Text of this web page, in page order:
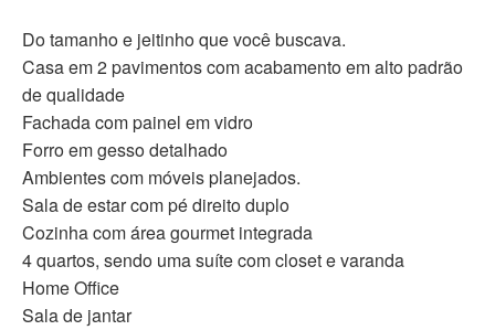
Do tamanho e jeitinho que você buscava.
Casa em 2 pavimentos com acabamento em alto padrão
de qualidade
Fachada com painel em vidro
Forro em gesso detalhado
Ambientes com móveis planejados.
Sala de estar com pé direito duplo
Cozinha com área gourmet integrada
4 quartos, sendo uma suíte com closet e varanda
Home Office
Sala de jantar